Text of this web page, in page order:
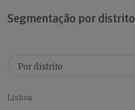
Segmentação por distrito
Lisboa